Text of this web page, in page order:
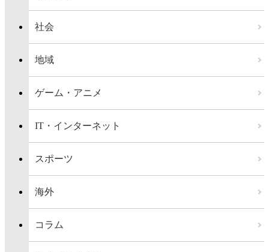
社会
地域
ゲーム・アニメ
IT・インターネット
スポーツ
海外
コラム